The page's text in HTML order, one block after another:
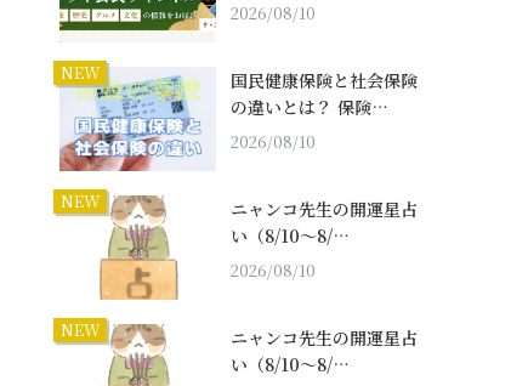
2026/08/10
NEW
国民健康保険と社会保険
の違いとは？ 保険…
2026/08/10
NEW
ニャンコ先生の開運星占
い（8/10～8/…
2026/08/10
NEW
ニャンコ先生の開運星占
い（8/10～8/…